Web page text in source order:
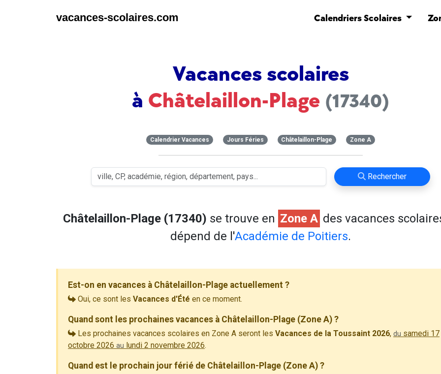
vacances-scolaires.com Calendriers Scolaires
Vacances scolaires
à Châtelaillon-Plage (17340)
Calendrier Vacances Jours Féries Châtelaillon-Plage Zone A
Rechercher
Châtelaillon-Plage (17340) se trouve en Zone A des vacances
dépend de l'Académie de Poitiers.
Est-on en vacances à Châtelaillon-Plage actuellement ?
Oui, ce sont les Vacances d'Été en ce moment.
Quand sont les prochaines vacances à Châtelaillon-Plage (Zone A) ?
Les prochaines vacances scolaires en Zone A seront les Vacances de la Toussaint 2026, du samedi 17
octobre 2026 au lundi 2 novembre 2026.
Quand est le prochain jour férié de Châtelaillon-Plage (Zone A) ?